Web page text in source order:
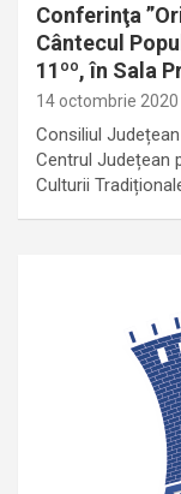
Conferinţa
Cântecul
11ºº, în Sala
14 octombrie 2020
Consiliul
Centrul Județean
Culturii